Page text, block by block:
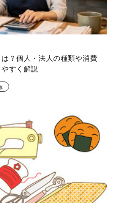
？個人・法人の種類や消費
すく解説